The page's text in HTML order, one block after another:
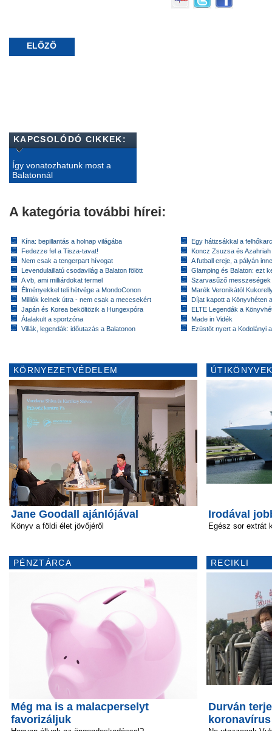
ELŐZŐ
KAPCSOLÓDÓ CIKKEK:
Így vonatozhatunk most a
Balatonnál
A kategória további hírei:
Kína: bepillantás a holnap világába
Fedezze fel a Tisza-tavat!
Nem csak a tengerpart hívogat
Levendulaillatú csodavilág a Balaton fölött
A vb, ami milliárdokat termel
Élményekkel teli hétvége a MondoConon
Milliók kelnek útra - nem csak a meccsekért
Japán és Korea beköltözik a Hungexpóra
Átalakult a sportzóna
Villák, legendák: időutazás a Balatonon
Egy hátizsákkal a
Koncz Zsuzsa és
A futball ereje, a pályán
Glamping és Balaton: ezt
Szarvasűző messzeségek
Marék Veronikától
Díjat kapott a Könyvhéten
ELTE Legendák a
Made in Vidék
Ezüstöt nyert a Kodolányi
KÖRNYEZETVÉDELEM
Jane Goodall ajánlójával
Könyv a földi élet jövőjéről
PÉNZTÁRCA
Még ma is a malacperselyt
favorizáljuk
Irodával
Egész sor extrát
RECIKLI
Durván
koronavírus